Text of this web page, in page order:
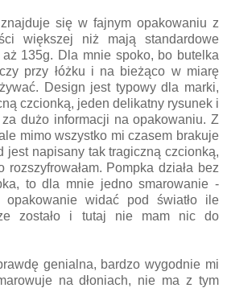
się w fajnym opakowaniu z
większej niż mają standardowe
aż 135g. Dla mnie spoko, bo butelka
przy łóżku i na bieżąco w miarę
Design jest typowy dla marki,
czcionką, jeden delikatny rysunek i
dużo informacji na opakowaniu. Z
mimo wszystko mi czasem brakuje
jest napisany tak tragiczną czcionką,
Pompka działa bez
to dla mnie jedno smarowanie -
widać pod światło ile
zostało i tutaj nie mam nic do
genialna, bardzo wygodnie mi
na dłoniach, nie ma z tym